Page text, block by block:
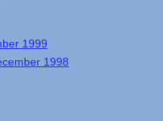
1999
1998